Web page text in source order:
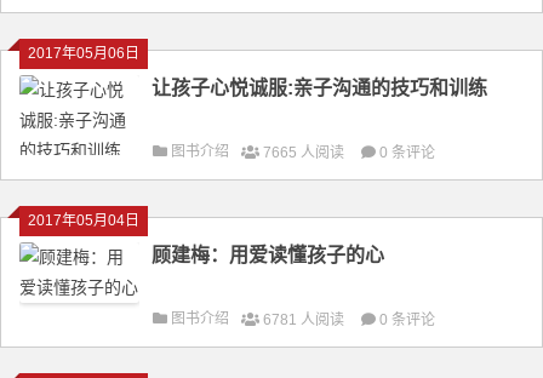
2017年05月06日
让孩子心悦诚服:亲子沟通的技巧和训练
图书介绍 7665 人阅读 0 条评论
2017年05月04日
顾建梅：用爱读懂孩子的心
图书介绍 6781 人阅读 0 条评论